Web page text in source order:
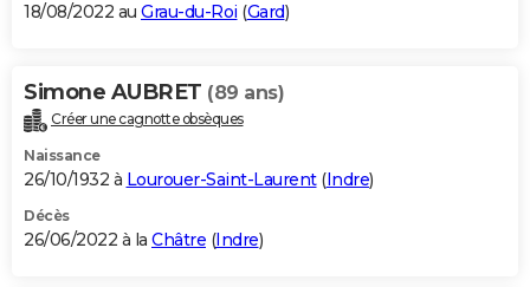
18/08/2022 au Grau-du-Roi (Gard)
Simone AUBRET (89 ans)
Créer une cagnotte obsèques
Naissance
26/10/1932 à Lourouer-Saint-Laurent(Indre)
Décès
26/06/2022 à la Châtre (Indre)